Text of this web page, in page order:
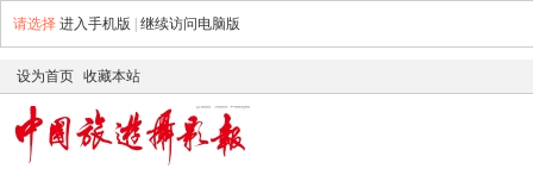
请选择 进入手机版 继续访问电脑版
设为首页 收藏本站